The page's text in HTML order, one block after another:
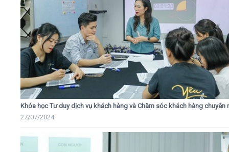
Khóa học Tư duy dịch vụ khách hàng và Chăm sóc khách hàng chuyên
27/07/2024